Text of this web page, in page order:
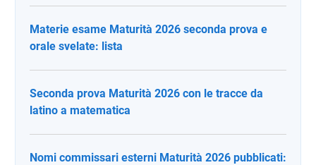
Materie esame Maturità 2026 seconda prova e
orale svelate: lista
Seconda prova Maturità 2026 con le tracce da
latino a matematica
Nomi commissari esterni Maturità 2026 pubblicati: